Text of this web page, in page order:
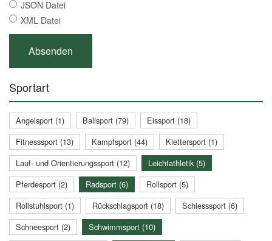
JSON Datei
XML Datei
Sportart
Angelsport (1) Ballsport (79)
Eissport (18)
Fitnesssport (13)
Kampfsport (44)
Klettersport (1)
Lauf- und Orientierungssport (12)
Leichtathletik (5)
Pferdesport (2)
Radsport (6)
Rollsport (5)
Rollstuhlsport (1)
Rückschlagsport (18)
Schiesssport (6)
Schneesport (2)
Schwimmsport (10)